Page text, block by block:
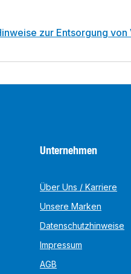
zur Entsorgung
Unternehmen
Über Uns / Karriere
Unsere Marken
Datenschutzhinweise
Impressum
AGB